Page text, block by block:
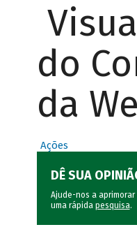
do
da
Ações
DÊ SUA
Ajude-nos a aprimorar
uma rápida pesquisa.